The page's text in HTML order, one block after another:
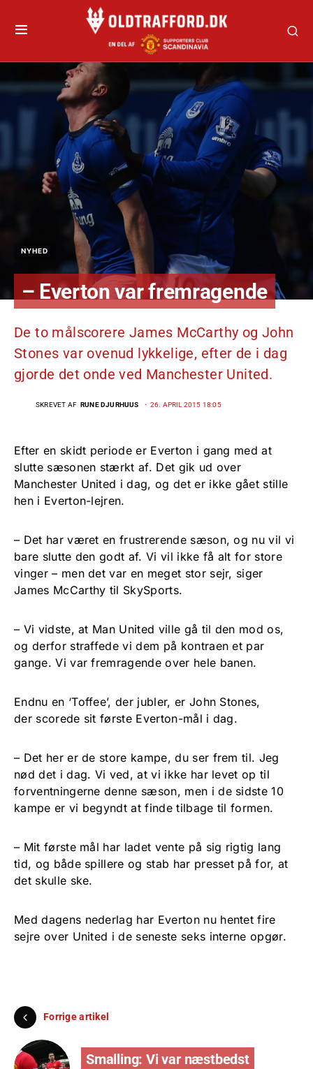
NYHED
– Everton var fremragende
De to målscorere James McCarthy og John
Stones var ovenud lykkelige, efter de i dag
gjorde det onde ved Manchester United.
SKREVET AF RUNE DJURHUUS 26. APRIL 2015 18:05
Efter en skidt periode er Everton i gang med at
slutte sæsonen stærkt af. Det gik ud over
Manchester United i dag, og det er ikke gået stille
hen i Everton-lejren.
– Det har været en frustrerende sæson, og nu vil vi
bare slutte den godt af. Vi vil ikke få alt for store
vinger – men det var en meget stor sejr, siger
James McCarthy til SkySports.
– Vi vidste, at Man United ville gå til den mod os,
og derfor straffede vi dem på kontraen et par
gange. Vi var fremragende over hele banen.
Endnu en ‘Toffee’, der jubler, er John Stones,
der scorede sit første Everton-mål i dag.
– Det her er de store kampe, du ser frem til. Jeg
nød det i dag. Vi ved, at vi ikke har levet op til
forventningerne denne sæson, men i de sidste 10
kampe er vi begyndt at finde tilbage til formen.
– Mit første mål har ladet vente på sig rigtig lang
tid, og både spillere og stab har presset på for, at
det skulle ske.
Med dagens nederlag har Everton nu hentet fire
sejre over United i de seneste seks interne opgør.
Forrige artikel
Smalling: Vi var næstbedst